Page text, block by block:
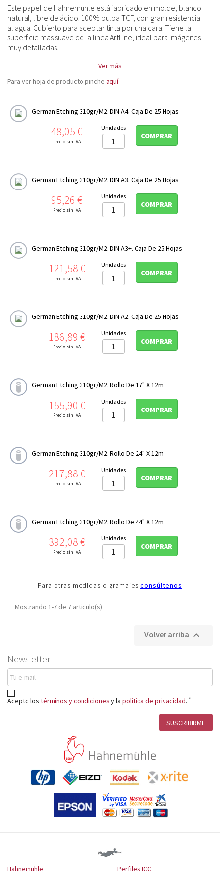
FineArt Matt Deckle Edge (Papel con Barbas)
Fine Art Natural Line
FineArt Premium Edition
Impresion doble cara
Album fotografia digital
Cajas archivo y conservación
Libretas de notas y bocetos
PERFILES ICC
Newsletter
Acepto los términos y condiciones y la política de privacidad. *
Este papel de Hahnemuhle está fabricado en molde, blanco
natural, libre de ácido. 100% pulpa TCF, con gran resistencia
al agua. Cubierto para aceptar tinta por una cara. Tiene la
superficie mas suave de la linea ArtLine, ideal para imágenes
muy detalladas.
Ver más
Para ver hoja de producto pinche aquí
German Etching 310gr/m2. DIN A4. Caja De 25 Hojas
Precio
48,05 €
Precio sin IVA
Unidades
COMPRAR
German Etching 310gr/m2. DIN A3. Caja De 25 Hojas
Precio
95,26 €
Precio sin IVA
Unidades
COMPRAR
German Etching 310gr/m2. DIN A3+. Caja De 25 Hojas
Precio
121,58 €
Precio sin IVA
Unidades
COMPRAR
German Etching 310gr/m2. DIN A2. Caja De 25 Hojas
Precio
186,89 €
Precio sin IVA
Unidades
COMPRAR
German Etching 310gr/m2. Rollo De 17" X 12m
Precio
155,90 €
Precio sin IVA
Unidades
COMPRAR
German Etching 310gr/m2. Rollo De 24" X 12m
Precio
217,88 €
Precio sin IVA
Unidades
COMPRAR
German Etching 310gr/m2. Rollo De 44" X 12m
Precio
392,08 €
Precio sin IVA
Unidades
COMPRAR
Para otras medidas o gramajes consúltenos
Mostrando 1-7 de 7 artículo(s)
Volver arriba 
Hahnemuhle
Perfiles ICC